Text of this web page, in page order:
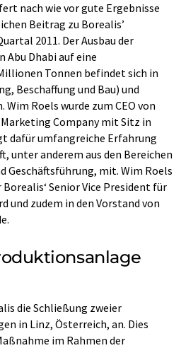
nach wie vor gute Ergebnisse
Beitrag zu Borealis’
2011. Der Ausbau der
Abu Dhabi auf eine
Tonnen befindet sich in
Beschaffung und Bau) und
Roels wurde zum CEO von
Company mit Sitz in
dafür umfangreiche Erfahrung
unter anderem aus den Bereichen
Geschäftsführung, mit. Wim Roels
Senior Vice President für
und zudem in den Vorstand von
die Schließung zweier
in Linz, Österreich, an. Dies
im Rahmen der